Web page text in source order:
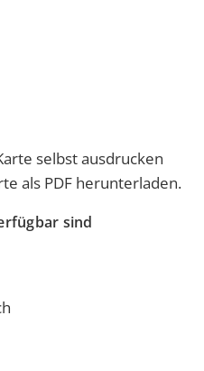
selbst ausdrucken
als PDF herunterladen.
sind